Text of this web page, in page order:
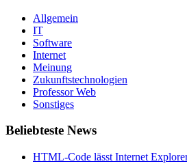
Allgemein
IT
Software
Internet
Meinung
Zukunftstechnologien
Professor Web
Sonstiges
Beliebteste News
HTML-Code lässt Internet